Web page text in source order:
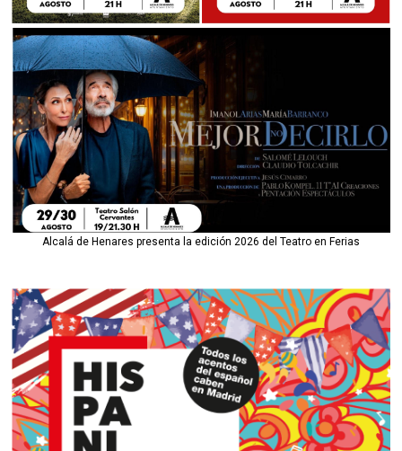
Alcalá de Henares presenta la edición 2026 del Teatro en Ferias